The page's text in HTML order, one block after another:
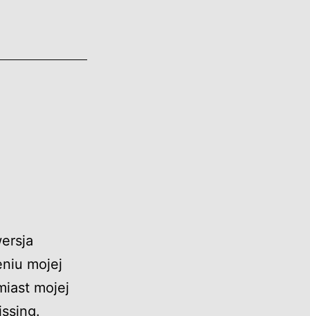
mojej
mojej